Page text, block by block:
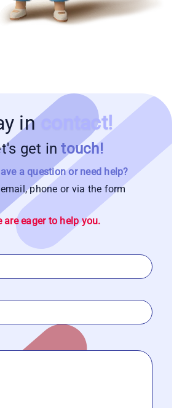
in contact!
get in touch!
a question or need help?
phone or via the form
are eager to help you.